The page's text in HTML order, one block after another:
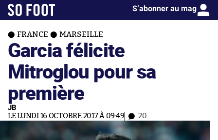
S’abonner au mag
FRANCE MARSEILLE
Garcia félicite
Mitroglou pour sa
première
JB
LE LUNDI 16 OCTOBRE 2017 À 09:49 20